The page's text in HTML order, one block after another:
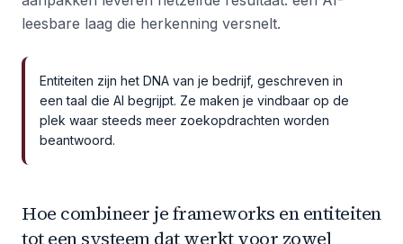
leesbare laag die herkenning versnelt.
Entiteiten zijn het DNA van je bedrijf, geschreven in
een taal die AI begrijpt. Ze maken je vindbaar op de
plek waar steeds meer zoekopdrachten worden
beantwoord.
Hoe combineer je frameworks en entiteiten
tot een systeem dat werkt voor zowel